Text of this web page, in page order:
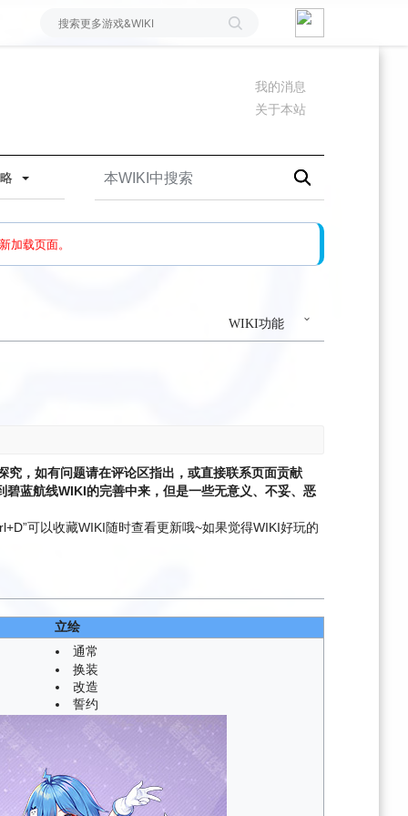
我的消息
关于本站
加载页面。
还有问题，请多尝试几次。
WIKI功能
，如有问题请在评论区指出，或直接联系页面贡献
蓝航线WIKI的完善中来，但是一些无意义、不妥、恶
可以收藏WIKI随时查看更新哦~如果觉得WIKI好玩的
立绘
通常
换装
改造
誓约